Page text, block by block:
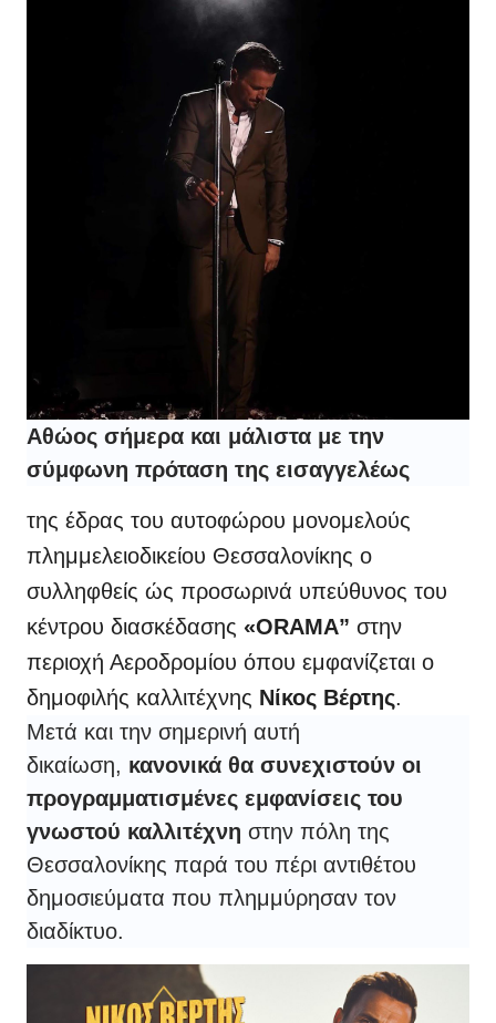
Αθώος σήμερα και μάλιστα με την
σύμφωνη πρόταση της εισαγγελέως
της έδρας του αυτοφώρου μονομελούς
πλημμελειοδικείου Θεσσαλονίκης ο
συλληφθείς ώς προσωρινά υπεύθυνος του
κέντρου διασκέδασης «ORAMA” στην
περιοχή Αεροδρομίου όπου εμφανίζεται ο
δημοφιλής καλλιτέχνης Νίκος Βέρτης.
Μετά και την σημερινή αυτή
δικαίωση, κανονικά θα συνεχιστούν οι
προγραμματισμένες εμφανίσεις του
γνωστού καλλιτέχνη στην πόλη της
Θεσσαλονίκης παρά του πέρι αντιθέτου
δημοσιεύματα που πλημμύρησαν τον
διαδίκτυο.